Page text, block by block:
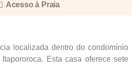
Acesso à Praia
localizada dentro do condomínio
Esta casa oferece sete